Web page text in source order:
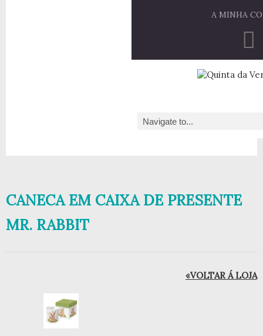
A MINHA
CANECA EM CAIXA DE PRESENTE
MR. RABBIT
«VOLTAR Á LOJA